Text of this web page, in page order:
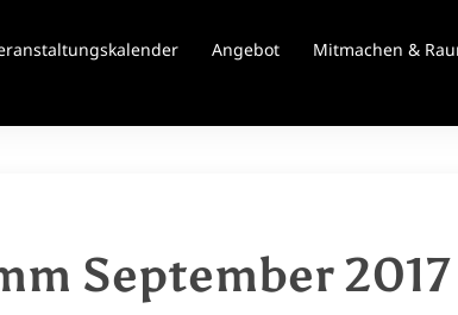
Angebot Mitmachen &
September 2017